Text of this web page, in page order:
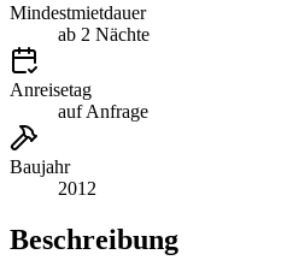
Mindestmietdauer
ab 2 Nächte
Anreisetag
auf Anfrage
Baujahr
2012
Beschreibung